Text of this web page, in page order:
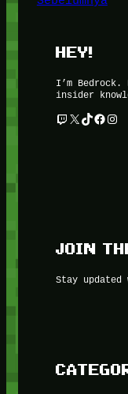
HEY!
I’m
insider
Twitch X TikTok Facebook Instagram
JOIN
Stay